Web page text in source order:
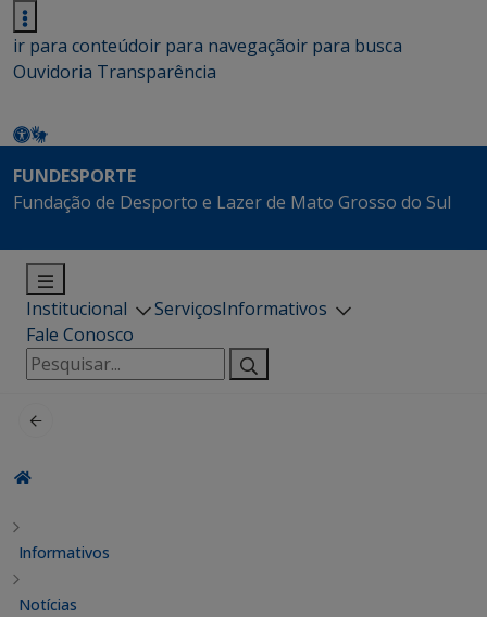
ir para conteúdoir para navegaçãoir para busca
Ouvidoria Transparência
FUNDESPORTE
Fundação de Desporto e Lazer de Mato Grosso do Sul
Institucional ServiçosInformativos
Fale Conosco
Pesquisar
por:
Informativos
Notícias